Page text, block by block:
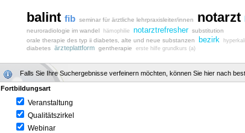
balint fib seminar für ärztliche lehrpraxisleiter/innen notarzt
neuroradiologie im wandel
hämophilie notarztrefresher substitution
orale therapie des typ ii diabetes, alte und neue substanzen
bezirk
diabetes ärzteplattform gentherapie erste hilfe grundkurs (a)
Falls Sie Ihre Suchergebnisse verfeinern möchten, können Sie hier nach
Fortbildungsart
Veranstaltung
Qualitätszirkel
Webinar